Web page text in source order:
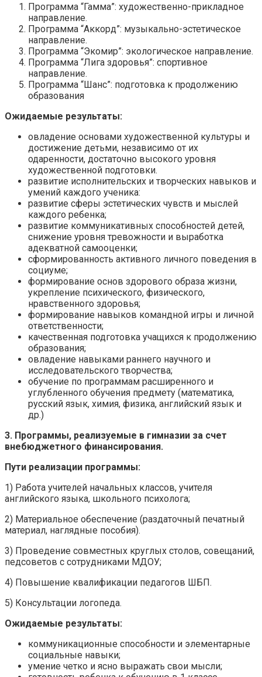
Программа “Гамма”: художественно-прикладное
направление.
Программа “Аккорд”: музыкально-эстетическое
направление.
Программа “Экомир”: экологическое направление.
Программа “Лига здоровья”: спортивное
направление.
Программа “Шанс”: подготовка к продолжению
образования
Ожидаемые результаты:
овладение основами художественной культуры и
достижение детьми, независимо от их
одаренности, достаточно высокого уровня
художественной подготовки.
развитие исполнительских и творческих навыков и
умений каждого ученика:
развитие сферы эстетических чувств и мыслей
каждого ребенка;
развитие коммуникативных способностей детей,
снижение уровня тревожности и выработка
адекватной самооценки;
сформированность активного личного поведения в
социуме;
формирование основ здорового образа жизни,
укрепление психического, физического,
нравственного здоровья;
формирование навыков командной игры и личной
ответственности;
качественная подготовка учащихся к продолжению
образования;
овладение навыками раннего научного и
исследовательского творчества;
обучение по программам расширенного и
углубленного обучения предмету (математика,
русский язык, химия, физика, английский язык и
др.)
3. Программы, реализуемые в гимназии за счет
внебюджетного финансирования.
Пути реализации программы:
1) Работа учителей начальных классов, учителя
английского языка, школьного психолога;
2) Материальное обеспечение (раздаточный печатный
материал, наглядные пособия).
3) Проведение совместных круглых столов, совещаний,
педсоветов с сотрудниками МДОУ;
4) Повышение квалификации педагогов ШБП.
5) Консультации логопеда.
Ожидаемые результаты:
коммуникационные способности и элементарные
социальные навыки;
умение четко и ясно выражать свои мысли;